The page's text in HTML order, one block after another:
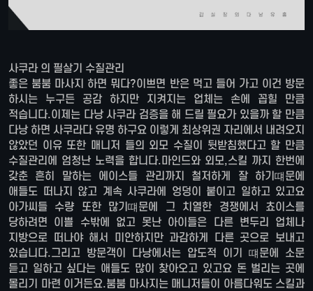
사쿠라 의 필살기 수질관리
좋은 붐붐 마사지 하면 뭐다?이쁘면 반은 먹고 들어 가고 이건 방문
하시는 누구든 공감 하지만 지켜지는 업체는 손에 꼽힐 만큼
적습니다.이제는 다낭 사쿠라 검증을 해 드릴 필요가 있을까 할 만큼
다낭 하면 사쿠라다 유명 하구요 이렇게 최상위권 자리에서 내려오지
않았던 이유 또한 매니저 들의 외모 수질이 뒷받침했다고 할 만큼
수질관리에 엄청난 노력을 합니다.마인드와 외모,스킬 까지 한번에
갖춘 흔히 말하는 에이스들 관리까지 철저하게 잘 하기떄문에
애들도 떠나지 않고 계속 사쿠라에 엉덩이 붙이고 일하고 있고요
아가씨들 수량 또한 많기떄문에 그 치열한 경쟁에서 쵸이스를
당하려면 이쁠 수밖에 없고 못난 아이들은 다른 변두리 업체나
지방으로 떠나야 해서 미안하지만 과감하게 다른 곳으로 보내고
있습니다.그리고 방문객이 다낭에서는 압도적 이기 떄문에 소문
듣고 일하고 싶다는 애들도 많이 찾아오고 있고요 돈 벌리는 곳에
몰리기 마련 이거든요.붐붐 마사지는 매니저들이 아름다워도 스킬과